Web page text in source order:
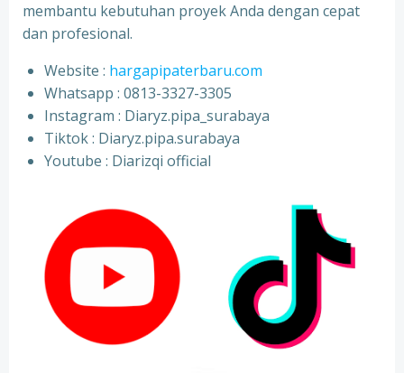
membantu kebutuhan proyek Anda dengan cepat
dan profesional.
Website : hargapipaterbaru.com
Whatsapp : 0813-3327-3305
⁠Instagram : Diaryz.pipa_surabaya
⁠Tiktok : Diaryz.pipa.surabaya
⁠Youtube : Diarizqi official